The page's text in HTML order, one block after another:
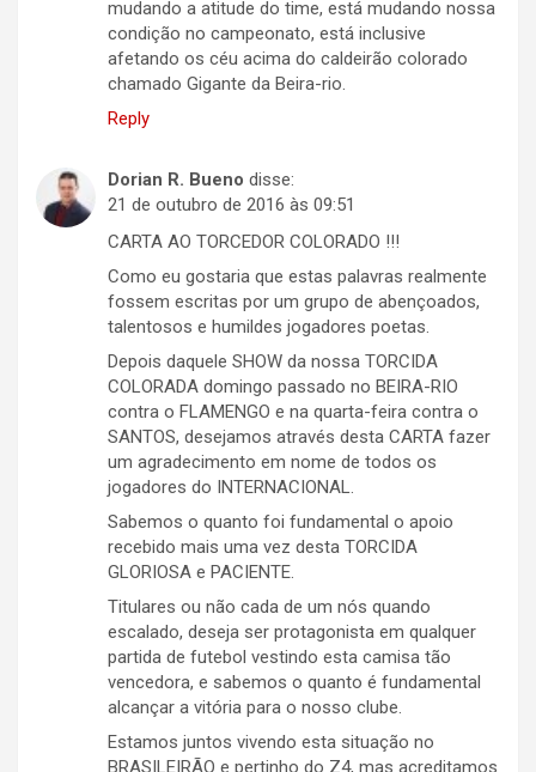
mudando a atitude do time, está mudando nossa
condição no campeonato, está inclusive
afetando os céu acima do caldeirão colorado
chamado Gigante da Beira-rio.
Reply
Dorian R. Bueno disse:
21 de outubro de 2016 às 09:51
CARTA AO TORCEDOR COLORADO !!!
Como eu gostaria que estas palavras realmente
fossem escritas por um grupo de abençoados,
talentosos e humildes jogadores poetas.
Depois daquele SHOW da nossa TORCIDA
COLORADA domingo passado no BEIRA-RIO
contra o FLAMENGO e na quarta-feira contra o
SANTOS, desejamos através desta CARTA fazer
um agradecimento em nome de todos os
jogadores do INTERNACIONAL.
Sabemos o quanto foi fundamental o apoio
recebido mais uma vez desta TORCIDA
GLORIOSA e PACIENTE.
Titulares ou não cada de um nós quando
escalado, deseja ser protagonista em qualquer
partida de futebol vestindo esta camisa tão
vencedora, e sabemos o quanto é fundamental
alcançar a vitória para o nosso clube.
Estamos juntos vivendo esta situação no
BRASILEIRÃO e pertinho do Z4, mas acreditamos